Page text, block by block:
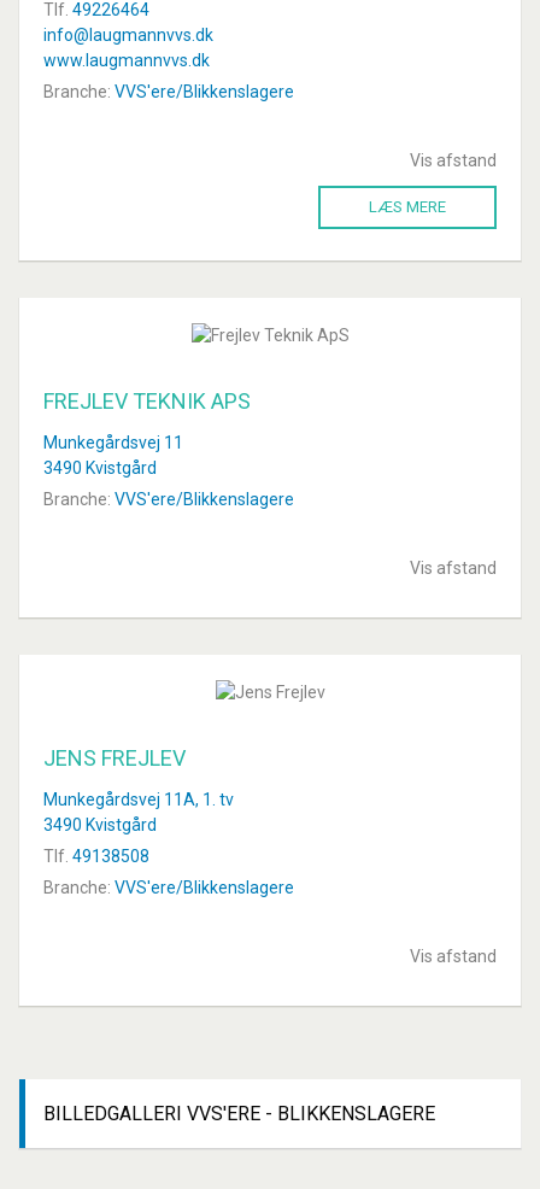
Tlf. 49226464
info@laugmannvvs.dk
www.laugmannvvs.dk
Branche: VVS'ere/Blikkenslagere
Vis afstand
LÆS MERE
FREJLEV TEKNIK APS
Munkegårdsvej 11
3490 Kvistgård
Branche: VVS'ere/Blikkenslagere
Vis afstand
JENS FREJLEV
Munkegårdsvej 11A, 1. tv
3490 Kvistgård
Tlf. 49138508
Branche: VVS'ere/Blikkenslagere
Vis afstand
BILLEDGALLERI VVS'ERE - BLIKKENSLAGERE